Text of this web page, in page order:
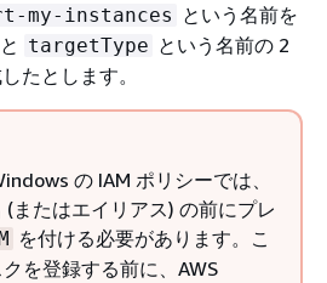
my-instances という名前を
と targetType という名前の 2
たとします。
の IAM ポリシーでは、
またはエイリアス) の前にプレ
を付ける必要があります。こ
を登録する前に、AWS